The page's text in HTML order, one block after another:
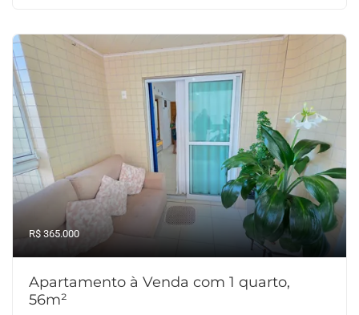
R$ 365.000
Apartamento à Venda com 1 quarto,
56m²